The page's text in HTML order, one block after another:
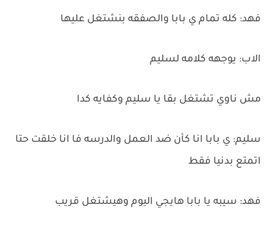
فهد: كله تمام ي بابا والصفقه بنشتغل عليها
الاب: يوجهه كلامه لسليم
مش ناوي تشتغل بقا يا سليم وكفايه كدا
سليم: ي بابا انا كأن ضد العمل والدرسه فا انا خلقت حتا
اتمتع بدنيا فقط
فهد: سيبه يا بابا هايجي اليوم وهيشتغل قريب